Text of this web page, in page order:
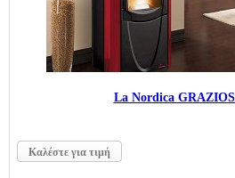
La Nordica
Καλέστε για τιμή